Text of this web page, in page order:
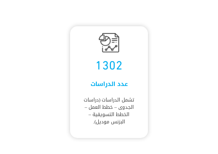
1302
عدد الدراسات
تشمل الدراسات (دراسات
الجدوى – خطط العمل –
الخطط التسويقية –
البزنس موديل).